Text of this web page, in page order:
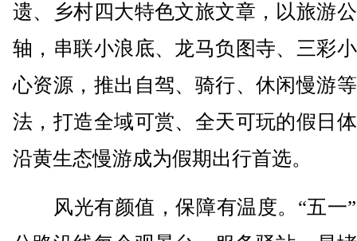
遗、乡村四大特色文旅文章，以旅游
轴，串联小浪底、龙马负图寺、三彩
心资源，推出自驾、骑行、休闲慢游
法，打造全域可赏、全天可玩的假日
沿黄生态慢游成为假期出行首选。
风光有颜值，保障有温度。“五一